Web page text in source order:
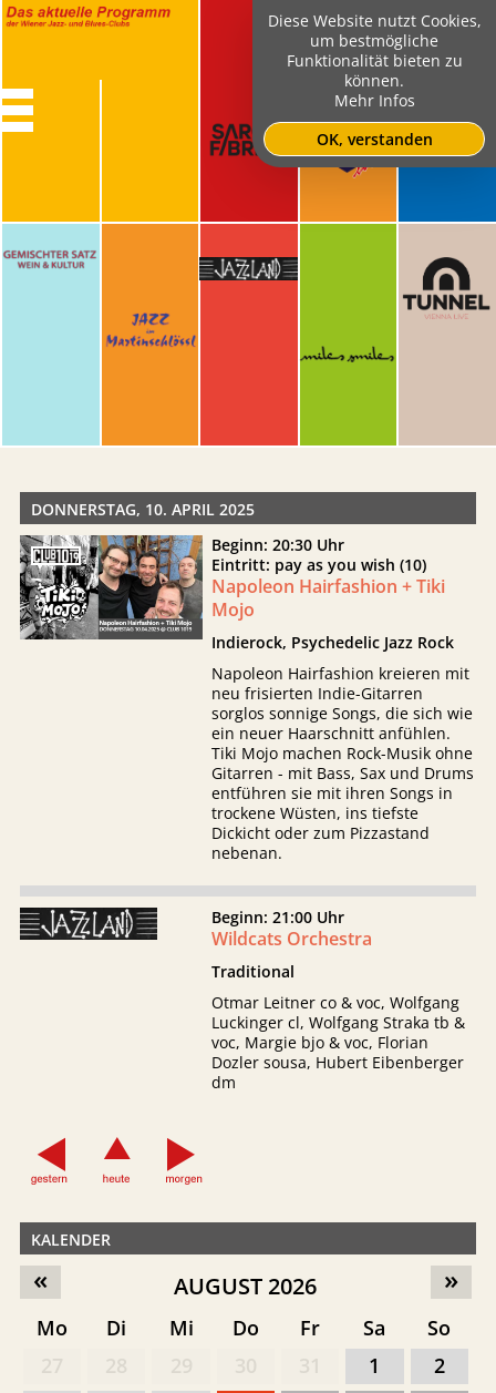
DONNERSTAG, 10. APRIL 2025
Beginn: 20:30 Uhr
Eintritt: pay as you wish (10)
Napoleon Hairfashion + Tiki
Mojo
Indierock, Psychedelic Jazz Rock
Napoleon Hairfashion kreieren mit
neu frisierten Indie-Gitarren
sorglos sonnige Songs, die sich wie
ein neuer Haarschnitt anfühlen.
Tiki Mojo machen Rock-Musik ohne
Gitarren - mit Bass, Sax und Drums
entführen sie mit ihren Songs in
trockene Wüsten, ins tiefste
Dickicht oder zum Pizzastand
nebenan.
Beginn: 21:00 Uhr
Wildcats Orchestra
Traditional
Otmar Leitner co & voc, Wolfgang
Luckinger cl, Wolfgang Straka tb &
voc, Margie bjo & voc, Florian
Dozler sousa, Hubert Eibenberger
dm
KALENDER
»
« AUGUST 2026
Mo Di Mi Do Fr Sa
So
1
2
Diese Website nutzt Cookies,
um bestmögliche
Funktionalität bieten zu
können.
Mehr Infos
OK, verstanden